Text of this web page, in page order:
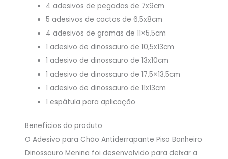
4 adesivos de pegadas de 7x9cm
5 adesivos de cactos de 6,5x8cm
4 adesivos de gramas de 11×5,5cm
1 adesivo de dinossauro de 10,5x13cm
1 adesivo de dinossauro de 13x10cm
1 adesivo de dinossauro de 17,5×13,5cm
1 adesivo de dinossauro de 11x13cm
1 espátula para aplicação
Benefícios do produto
O Adesivo para Chão Antiderrapante Piso Banheiro
Dinossauro Menina foi desenvolvido para deixar a